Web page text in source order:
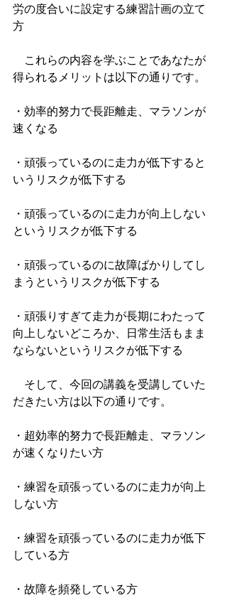
労の度合いに設定する練習計画の立て
方
これらの内容を学ぶことであなたが
得られるメリットは以下の通りです。
・効率的努力で長距離走、マラソンが
速くなる
・頑張っているのに走力が低下すると
いうリスクが低下する
・頑張っているのに走力が向上しない
というリスクが低下する
・頑張っているのに故障ばかりしてし
まうというリスクが低下する
・頑張りすぎて走力が長期にわたって
向上しないどころか、日常生活もまま
ならないというリスクが低下する
そして、今回の講義を受講していた
だきたい方は以下の通りです。
・超効率的努力で長距離走、マラソン
が速くなりたい方
・練習を頑張っているのに走力が向上
しない方
・練習を頑張っているのに走力が低下
している方
・故障を頻発している方